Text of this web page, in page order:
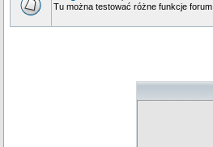
Tu można testować różne funkcje forum